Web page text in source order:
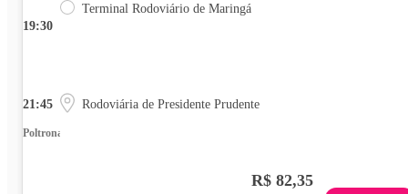
19:30
Terminal Rodoviário de Maringá
21:45 Rodoviária de Presidente Prudente
Poltrona
R$ 82,35